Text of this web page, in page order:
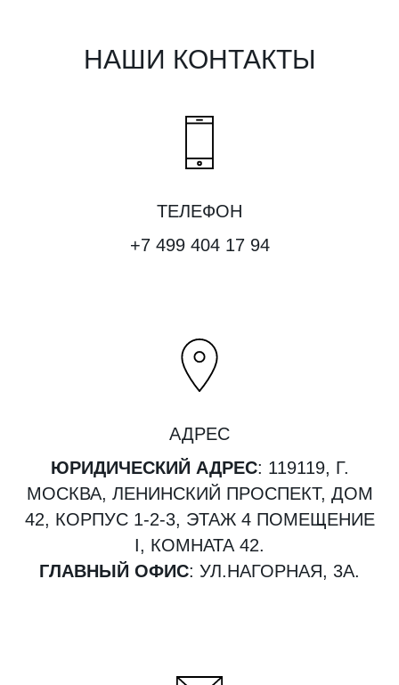
НАШИ КОНТАКТЫ
ТЕЛЕФОН
+7 499 404 17 94
АДРЕС
ЮРИДИЧЕСКИЙ АДРЕС: 119119, Г.
МОСКВА, ЛЕНИНСКИЙ ПРОСПЕКТ, ДОМ
42, КОРПУС 1-2-3, ЭТАЖ 4 ПОМЕЩЕНИЕ
I, КОМНАТА 42.
ГЛАВНЫЙ ОФИС: УЛ.НАГОРНАЯ, 3А.